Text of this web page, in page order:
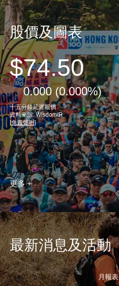
股價及圖表
更多 +
最新消息及活動
月報表